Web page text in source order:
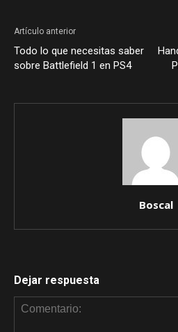
Artículo anterior
Todo lo que necesitas saber
sobre Battlefield 1 en PS4
Boscal
Dejar respuesta